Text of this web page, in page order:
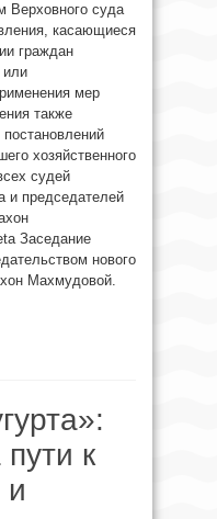
Верховного суда
касающиеся
граждан
или
мер
также
хозяйственного
судей
и председателей
Заседание
нового
Махмудовой.
к
и